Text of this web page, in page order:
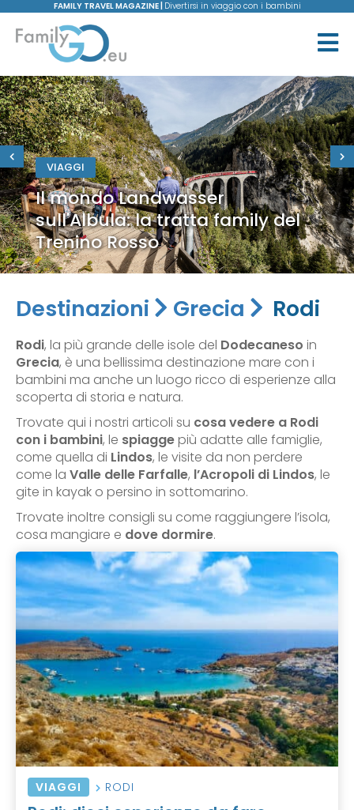
FAMILY TRAVEL MAGAZINE | Divertirsi in viaggio con i bambini
VIAGGI
Il mondo Landwasser
sull'Albula: la tratta family del
Trenino Rosso
Destinazioni Grecia Rodi
Rodi, la più grande delle isole del Dodecaneso in
Grecia, è una bellissima destinazione mare con i
bambini ma anche un luogo ricco di esperienze alla
scoperta di storia e natura.
Trovate qui i nostri articoli su cosa vedere a Rodi
con i bambini, le spiaggepiù adatte alle famiglie,
come quella di Lindos, le visite da non perdere
come la Valle delle Farfalle, l’Acropoli di Lindos, le
gite in kayak o persino in sottomarino.
Trovate inoltre consigli su come raggiungere l’isola,
cosa mangiare e dove dormire.
VIAGGI RODI